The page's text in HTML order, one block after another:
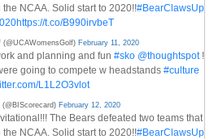
NCAA. Solid start to 2020!!#BearClawsUp
https://t.co/B990irvbeT
February 11, 2020
and planning and fun #sko @thoughtspot!
going to compete w headstands #culture
L1L2O3vlot
February 12, 2020
The Bears defeated two teams that
NCAA. Solid start to 2020!!#BearClawsUp